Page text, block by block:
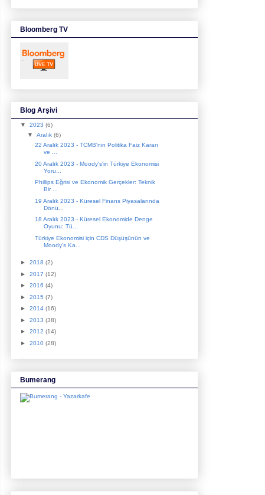
Bloomberg TV
Blog Arşivi
▼ 2023 (6)
▼ Aralık (6)
22 Aralık 2023 - TCMB'nin Politika Faiz Kararı
ve ...
20 Aralık 2023 - Moody's'in Türkiye Ekonomisi
Yoru...
Phillips Eğrisi ve Ekonomik Gerçekler: Teknik
Bir ...
19 Aralık 2023 - Küresel Finans Piyasalarında
Dönü...
18 Aralık 2023 - Küresel Ekonomide Denge
Oyunu: Tü...
Türkiye Ekonomisi için CDS Düşüşünün ve
Moody's Ka...
► 2018 (2)
► 2017 (12)
► 2016 (4)
► 2015 (7)
► 2014 (16)
► 2013 (38)
► 2012 (14)
► 2010 (28)
Bumerang